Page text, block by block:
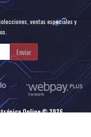
ventas especiales y
Enviar
Online © 2026